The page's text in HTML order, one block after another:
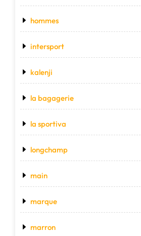
hommes
intersport
kalenji
la bagagerie
la sportiva
longchamp
main
marque
marron